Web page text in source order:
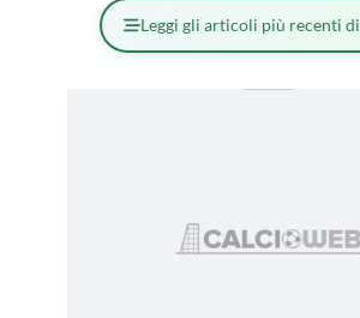
Leggi gli articoli più recenti di